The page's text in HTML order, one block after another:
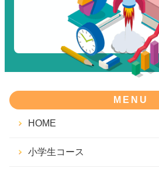
MENU
HOME
小学生コース